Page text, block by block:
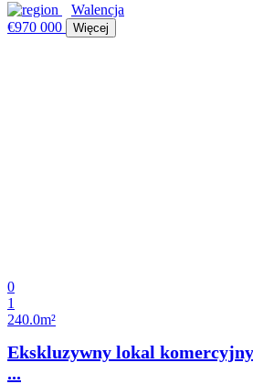
Walencja
€970 000
Więcej
0
1
240.0m²
Ekskluzywny lokal
...